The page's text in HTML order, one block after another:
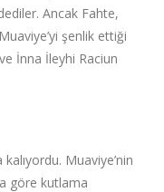
Ancak Fahte,
şenlik ettiği
İnna İleyhi Raciun
Muaviye’nin
göre kutlama